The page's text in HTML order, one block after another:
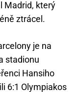
Madrid, který
ztrácel.
je na
stadionu
Hansiho
6:1 Olympiakos